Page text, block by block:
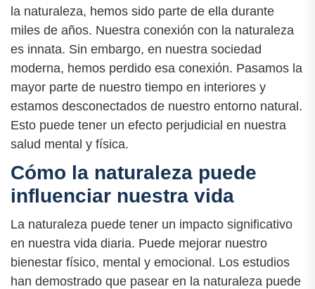
la naturaleza, hemos sido parte de ella durante
miles de años. Nuestra conexión con la naturaleza
es innata. Sin embargo, en nuestra sociedad
moderna, hemos perdido esa conexión. Pasamos la
mayor parte de nuestro tiempo en interiores y
estamos desconectados de nuestro entorno natural.
Esto puede tener un efecto perjudicial en nuestra
salud mental y física.
Cómo la naturaleza puede
influenciar nuestra vida
La naturaleza puede tener un impacto significativo
en nuestra vida diaria. Puede mejorar nuestro
bienestar físico, mental y emocional. Los estudios
han demostrado que pasear en la naturaleza puede